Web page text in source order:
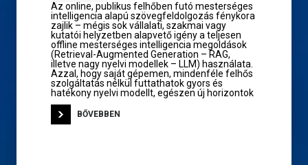
Az online, publikus felhőben futó mesterséges
intelligencia alapú szövegfeldolgozás fénykora
zajlik – mégis sok vállalati, szakmai vagy
kutatói helyzetben alapvető igény a teljesen
offline mesterséges intelligencia megoldások
(Retrieval-Augmented Generation – RAG,
illetve nagy nyelvi modellek – LLM) használata.
Azzal, hogy saját gépemen, mindenféle felhős
szolgáltatás nélkül futtathatok gyors és
hatékony nyelvi modellt, egészen új horizontok
BŐVEBBEN